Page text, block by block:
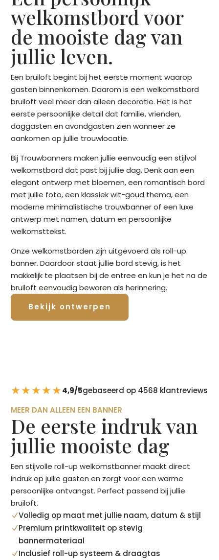
welkomstbord voor
de mooiste dag van
jullie leven.
Een bruiloft begint bij het eerste moment waarop
gasten binnenkomen. Daarom is een welkomstbord
bruiloft veel meer dan alleen decoratie. Het is het
eerste persoonlijke detail dat familie, vrienden,
daggasten en avondgasten zien wanneer ze
aankomen op jullie trouwlocatie.
Bij Trouwbanners maken jullie eenvoudig een stijlvol
welkomstbord dat past bij jullie dag. Denk aan een
elegant ontwerp met bloemen, een romantisch bord
met jullie foto, een klassiek wit-goud thema, een
moderne minimalistische trouwbanner of een luxe
ontwerp met namen, datum en persoonlijke
welkomsttekst.
Onze welkomstborden zijn uitgevoerd als roll-up
banner. Daardoor staat jullie bord stevig, is het
makkelijk te plaatsen bij de entree en kun je het na de
bruiloft eenvoudig bewaren als herinnering.
Bekijk ontwerpen
★★★★★4,9/5gebaseerd op 4568 klantreviews
MEER DAN ALLEEN EEN BANNER
De eerste indruk van
jullie mooiste dag
Een stijvolle roll-up welkomstbanner maakt direct
indruk op jullie gasten en zorgt voor een warme
persoonlijke ontvangst. Perfect passend bij jullie
bruiloft.
NVolledig op maat met jullie naam, datum & stijl
NPremium printkwaliteit op stevig
bannermateriaal
NInclusief roll-up systeem & draagtas